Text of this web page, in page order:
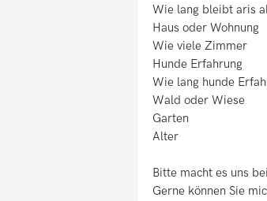
Wie lang bleibt aris
Haus oder Wohnung
Wie viele Zimmer
Hunde Erfahrung
Wie lang hunde
Wald oder Wiese
Garten
Alter
Bitte macht es uns
Gerne können Sie